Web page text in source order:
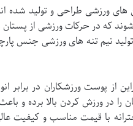
ورزشی طراحی و تولید شده
که در حرکات ورزشی از
نیم تنه های ورزشی جنس
از پوست ورزشکاران در برابر
در ورزش کردن بالا برده و
با قیمت مناسب و کیفیت